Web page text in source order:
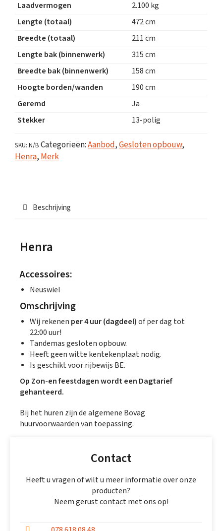
Laadvermogen
2.100 kg
Lengte (totaal)
472 cm
Breedte (totaal)
211 cm
Lengte bak (binnenwerk)
315 cm
Breedte bak (binnenwerk)
158 cm
Hoogte borden/wanden
190 cm
Geremd
Ja
Stekker
13-polig
SKU: N/B Categorieën:Aanbod,Gesloten opbouw,
Henra, Merk
Beschrijving
Henra
Accessoires:
Neuswiel
Omschrijving
Wij rekenen per 4 uur (dagdeel)of per dag tot
22:00 uur!
Tandemas gesloten opbouw.
Heeft geen witte kentekenplaat nodig.
Is geschikt voor rijbewijs BE.
Op Zon-en feestdagen wordt een Dagtarief
gehanteerd.
Bij het huren zijn de algemene Bovag
huurvoorwaarden van toepassing.
Contact
Heeft u vragen of wilt u meer informatie over onze
producten?
Neem gerust contact met ons op!